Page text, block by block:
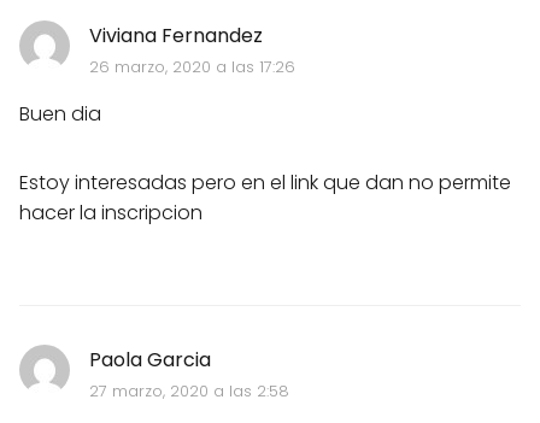
Viviana Fernandez
26 marzo, 2020 a las 17:26
Buen dia
Estoy interesadas pero en el link que dan no permite
hacer la inscripcion
Paola Garcia
27 marzo, 2020 a las 2:58